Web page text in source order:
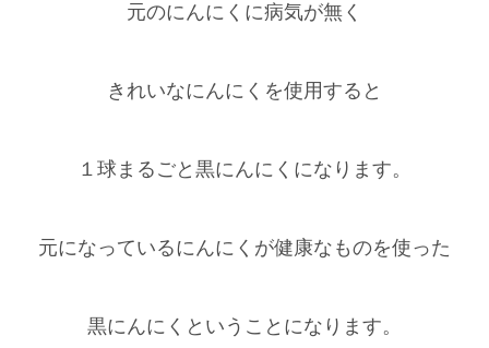
元のにんにくに病気が無く
きれいなにんにくを使用すると
１球まるごと黒にんにくになります。
元になっているにんにくが健康なものを使った
黒にんにくということになります。